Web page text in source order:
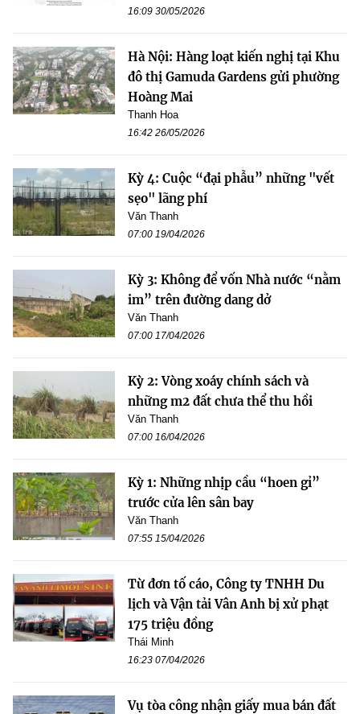
16:09 30/05/2026
Hà Nội: Hàng loạt kiến nghị tại Khu
đô thị Gamuda Gardens gửi phường
Hoàng Mai
Thanh Hoa
16:42 26/05/2026
Kỳ 4: Cuộc “đại phẫu” những "vết
sẹo" lãng phí
Văn Thanh
07:00 19/04/2026
Kỳ 3: Không để vốn Nhà nước “nằm
im” trên đường dang dở
Văn Thanh
07:00 17/04/2026
Kỳ 2: Vòng xoáy chính sách và
những m2 đất chưa thể thu hồi
Văn Thanh
07:00 16/04/2026
Kỳ 1: Những nhịp cầu “hoen gỉ”
trước cửa lên sân bay
Văn Thanh
07:55 15/04/2026
Từ đơn tố cáo, Công ty TNHH Du
lịch và Vận tải Vân Anh bị xử phạt
175 triệu đồng
Thái Minh
16:23 07/04/2026
Vụ tòa công nhận giấy mua bán đất